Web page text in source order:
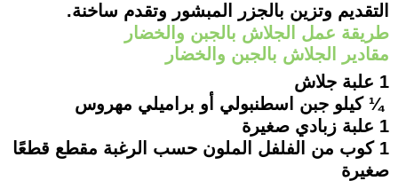
التقديم وتزين بالجزر المبشور وتقدم ساخنة.
طريقة عمل الجلاش بالجبن والخضار
مقادير الجلاش بالجبن والخضار
1 علبة جلاش
¼ كيلو جبن اسطنبولي أو براميلي مهروس
1 علبة زبادي صغيرة
1 كوب من الفلفل الملون حسب الرغبة مقطع قطعًا
صغيرة